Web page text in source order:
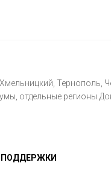
Тернополь,
отдельные регионы